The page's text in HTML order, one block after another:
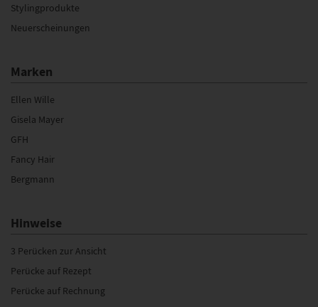
Stylingprodukte
Neuerscheinungen
Marken
Ellen Wille
Gisela Mayer
GFH
Fancy Hair
Bergmann
Hinweise
3 Perücken zur Ansicht
Perücke auf Rezept
Perücke auf Rechnung